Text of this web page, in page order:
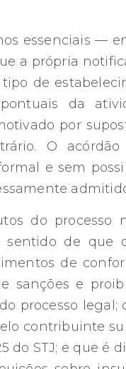
essenciais —
a própria
de
da
por
O
e sem
do processo nº
sentido de
de
sanções e
processo legal;
contribuinte
do STJ; e que